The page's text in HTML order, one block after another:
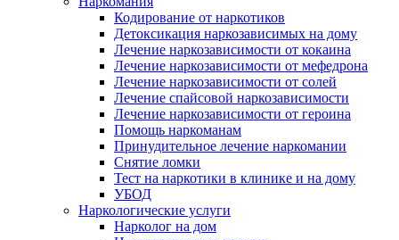
Кодирование от наркотиков
Детоксикация наркозависимых на дому
Лечение наркозависимости от кокаина
Лечение наркозависимости от мефедрона
Лечение наркозависимости от солей
Лечение спайсовой наркозависимости
Лечение наркозависимости от героина
Помощь наркоманам
Принудительное лечение наркомании
Снятие ломки
Тест на наркотики в клинике и на дому
УБОД
Наркологические услуги
Нарколог на дом